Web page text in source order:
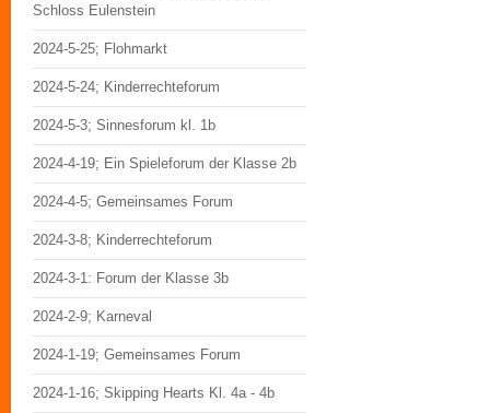
Schloss Eulenstein
2024-5-25; Flohmarkt
2024-5-24; Kinderrechteforum
2024-5-3; Sinnesforum kl. 1b
2024-4-19; Ein Spieleforum der Klasse 2b
2024-4-5; Gemeinsames Forum
2024-3-8; Kinderrechteforum
2024-3-1: Forum der Klasse 3b
2024-2-9; Karneval
2024-1-19; Gemeinsames Forum
2024-1-16; Skipping Hearts Kl. 4a - 4b